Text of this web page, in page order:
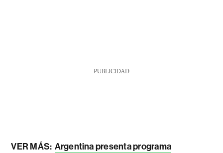
PUBLICIDAD
VER MÁS: Argentina presenta programa